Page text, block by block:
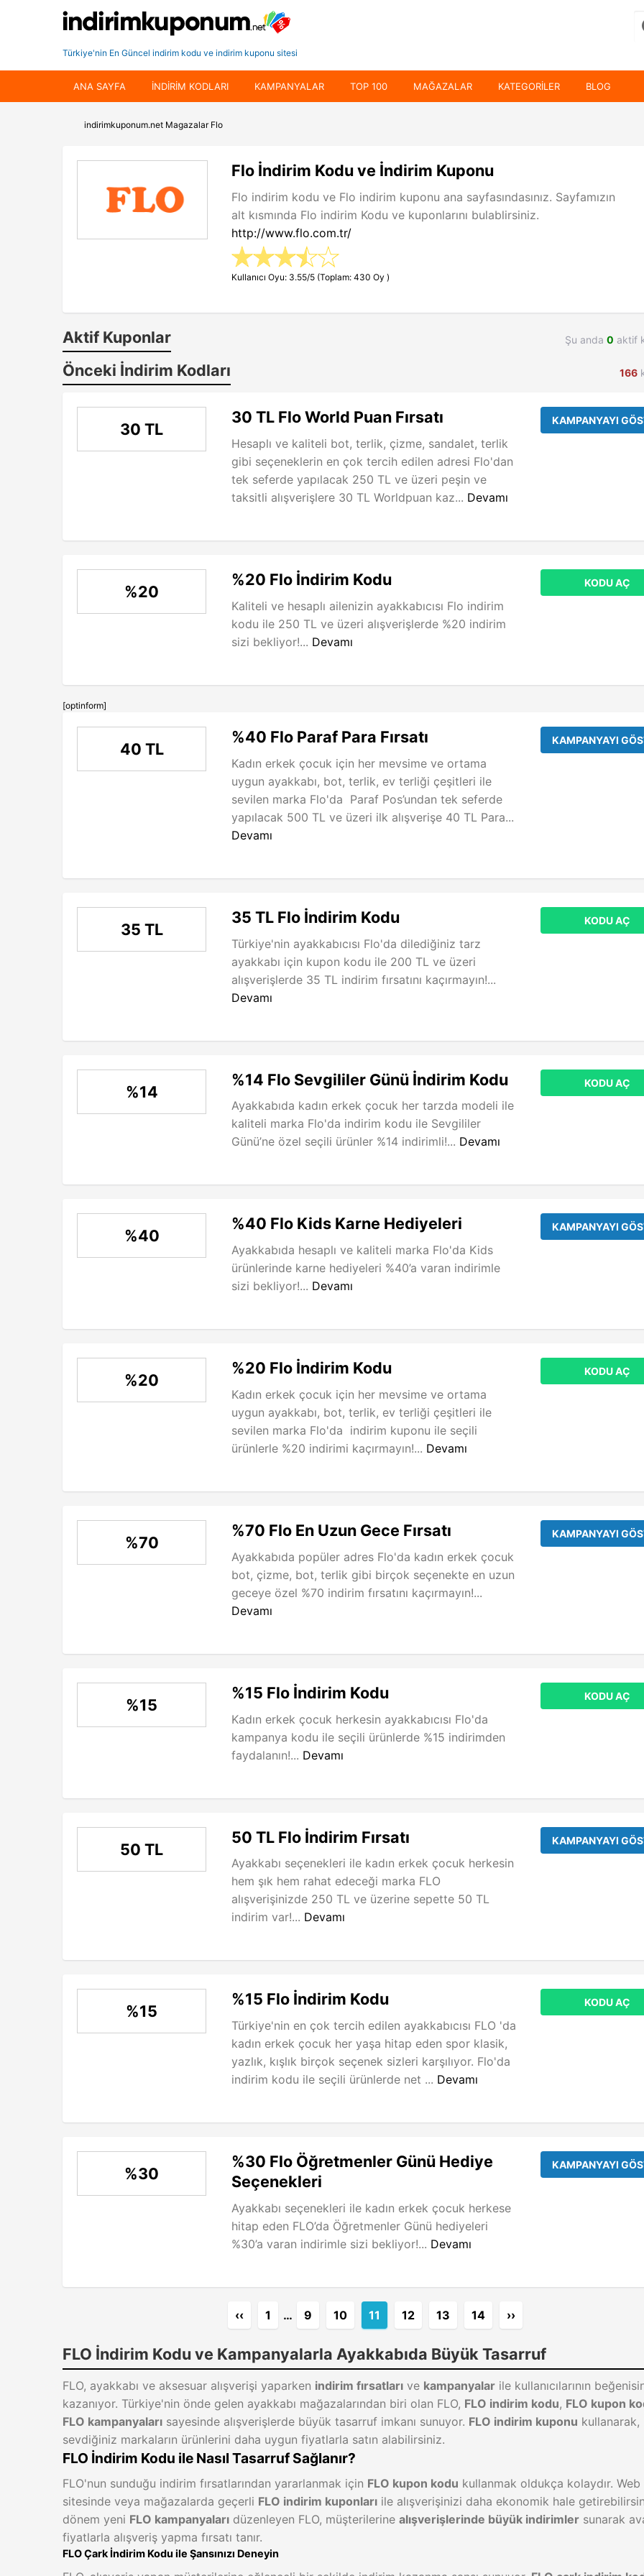
Türkiye'nin En Güncel indirim kodu ve indirim kuponu sitesi
ANA SAYFA INDIRIM KODLARI KAMPANYALAR TOP 100 MAĞAZALAR KATEGORILER BLOG
indirimkuponum.net Magazalar Flo
Flo İndirim Kodu ve İndirim Kuponu
Flo indirim kodu ve Flo indirim kuponu ana sayfasındasınız. Sayfamızın
alt kısmında Flo indirim Kodu ve kuponlarını bulablirsiniz.
http://www.flo.com.tr/
Kullanıcı Oyu: 3.55/5 (Toplam: 430 Oy )
Aktif Kuponlar Şu anda 0 aktif
Önceki İndirim Kodları 166
30 TL
30 TL Flo World Puan Fırsatı
Hesaplı ve kaliteli bot, terlik, çizme, sandalet, terlik
gibi seçeneklerin en çok tercih edilen adresi Flo'dan
tek seferde yapılacak 250 TL ve üzeri peşin ve
taksitli alışverişlere 30 TL Worldpuan kaz... Devamı
KAMPANYAYI
%20
%20 Flo İndirim Kodu
Kaliteli ve hesaplı ailenizin ayakkabıcısı Flo indirim
kodu ile 250 TL ve üzeri alışverişlerde %20 indirim
sizi bekliyor!... Devamı
KODU AÇ
[optinform]
40 TL
%40 Flo Paraf Para Fırsatı
Kadın erkek çocuk için her mevsime ve ortama
uygun ayakkabı, bot, terlik, ev terliği çeşitleri ile
sevilen marka Flo'da Paraf Pos’undan tek seferde
yapılacak 500 TL ve üzeri ilk alışverişe 40 TL Para...
Devamı
KAMPANYAYI
35 TL
35 TL Flo İndirim Kodu
Türkiye'nin ayakkabıcısı Flo'da dilediğiniz tarz
ayakkabı için kupon kodu ile 200 TL ve üzeri
alışverişlerde 35 TL indirim fırsatını kaçırmayın!...
Devamı
KODU AÇ
%14
%14 Flo Sevgililer Günü İndirim Kodu
Ayakkabıda kadın erkek çocuk her tarzda modeli ile
kaliteli marka Flo'da indirim kodu ile Sevgililer
Günü’ne özel seçili ürünler %14 indirimli!... Devamı
KODU AÇ
%40
%40 Flo Kids Karne Hediyeleri
Ayakkabıda hesaplı ve kaliteli marka Flo'da Kids
ürünlerinde karne hediyeleri %40’a varan indirimle
sizi bekliyor!... Devamı
KAMPANYAYI
%20
%20 Flo İndirim Kodu
Kadın erkek çocuk için her mevsime ve ortama
uygun ayakkabı, bot, terlik, ev terliği çeşitleri ile
sevilen marka Flo'da indirim kuponu ile seçili
ürünlerle %20 indirimi kaçırmayın!... Devamı
KODU AÇ
%70
%70 Flo En Uzun Gece Fırsatı
Ayakkabıda popüler adres Flo'da kadın erkek çocuk
bot, çizme, bot, terlik gibi birçok seçenekte en uzun
geceye özel %70 indirim fırsatını kaçırmayın!...
Devamı
KAMPANYAYI
%15
%15 Flo İndirim Kodu
Kadın erkek çocuk herkesin ayakkabıcısı Flo'da
kampanya kodu ile seçili ürünlerde %15 indirimden
faydalanın!... Devamı
KODU AÇ
50 TL
50 TL Flo İndirim Fırsatı
Ayakkabı seçenekleri ile kadın erkek çocuk herkesin
hem şık hem rahat edeceği marka FLO
alışverişinizde 250 TL ve üzerine sepette 50 TL
indirim var!... Devamı
KAMPANYAYI
%15
%15 Flo İndirim Kodu
Türkiye'nin en çok tercih edilen ayakkabıcısı FLO 'da
kadın erkek çocuk her yaşa hitap eden spor klasik,
yazlık, kışlık birçok seçenek sizleri karşılıyor. Flo'da
indirim kodu ile seçili ürünlerde net ... Devamı
KODU AÇ
%30
%30 Flo Öğretmenler Günü Hediye
Seçenekleri
Ayakkabı seçenekleri ile kadın erkek çocuk herkese
hitap eden FLO’da Öğretmenler Günü hediyeleri
%30’a varan indirimle sizi bekliyor!... Devamı
KAMPANYAYI
‹‹ 1 … 9 10 11 12 13 14 ››
FLO İndirim Kodu ve Kampanyalarla Ayakkabıda Büyük Tasarruf
FLO, ayakkabı ve aksesuar alışverişi yaparken indirim fırsatları ve kampanyalar ile kullanıcılarının
kazanıyor. Türkiye'nin önde gelen ayakkabı mağazalarından biri olan FLO, FLO indirim kodu, FLO kupon
FLO kampanyaları sayesinde alışverişlerde büyük tasarruf imkanı sunuyor. FLO indirim kuponu kullanarak,
sevdiğiniz markaların ürünlerini daha uygun fiyatlarla satın alabilirsiniz.
FLO İndirim Kodu ile Nasıl Tasarruf Sağlanır?
FLO'nun sunduğu indirim fırsatlarından yararlanmak için FLO kupon kodu kullanmak oldukça kolaydır. Web
sitesinde veya mağazalarda geçerli FLO indirim kuponları ile alışverişinizi daha ekonomik hale
dönem yeni FLO kampanyaları düzenleyen FLO, müşterilerine alışverişlerinde büyük indirimler sunarak
fiyatlarla alışveriş yapma fırsatı tanır.
FLO Çark İndirim Kodu ile Şansınızı Deneyin